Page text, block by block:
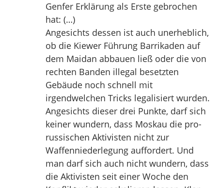
Genfer Erklärung als Erste gebrochen
hat: (…)
Angesichts dessen ist auch unerheblich,
ob die Kiewer Führung Barrikaden auf
dem Maidan abbauen ließ oder die von
rechten Banden illegal besetzten
Gebäude noch schnell mit
irgendwelchen Tricks legalisiert wurden.
Angesichts dieser drei Punkte, darf sich
keiner wundern, dass Moskau die pro-
russischen Aktivisten nicht zur
Waffenniederlegung auffordert. Und
man darf sich auch nicht wundern, dass
die Aktivisten seit einer Woche den